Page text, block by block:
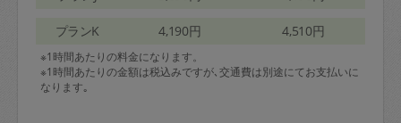
プランK 4,190円 4,510円
※1時間あたりの料金になります。
※1時間あたりの金額は税込みですが､交通費は別途にてお支払いに
なります｡